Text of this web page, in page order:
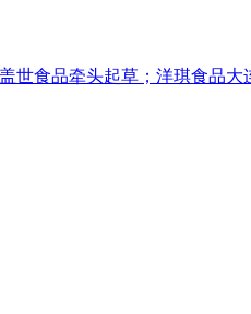
食品牵头起草；洋琪食品